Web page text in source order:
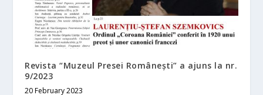
Revista “Muzeul Presei Românești” a ajuns la nr.
9/2023
20 February 2023